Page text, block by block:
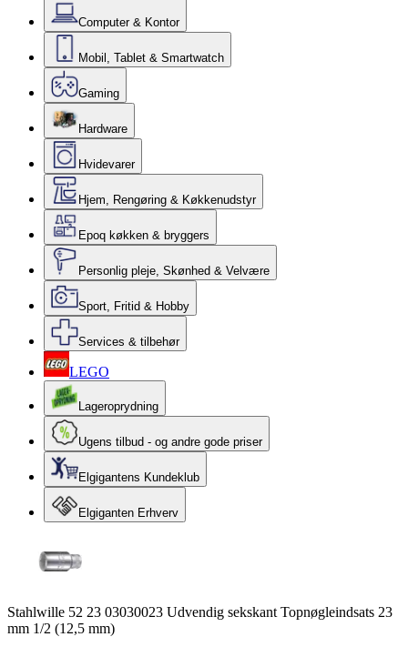
Computer & Kontor
Mobil, Tablet & Smartwatch
Gaming
Hardware
Hvidevarer
Hjem, Rengøring & Køkkenudstyr
Epoq køkken & bryggers
Personlig pleje, Skønhed & Velvære
Sport, Fritid & Hobby
Services & tilbehør
LEGO
Lageroprydning
Ugens tilbud - og andre gode priser
Elgigantens Kundeklub
Elgiganten Erhverv
Stahlwille 52 23 03030023 Udvendig sekskant Topnøgleindsats 23
mm 1/2 (12,5 mm)